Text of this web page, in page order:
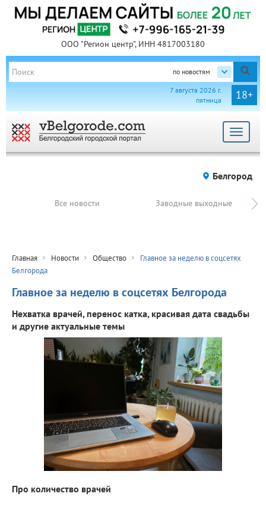
ООО "Регион центр", ИНН 4817003180
по новостям
18+
7 августа 2026 г.
пятница
Toggle
Белгород
Все новости Заводные выходные
Главная Новости Общество
Главное за неделю в соцсетях
Белгорода
Главное за неделю в соцсетях Белгорода
Нехватка врачей, перенос катка, красивая дата свадьбы
и другие актуальные темы
Про количество врачей